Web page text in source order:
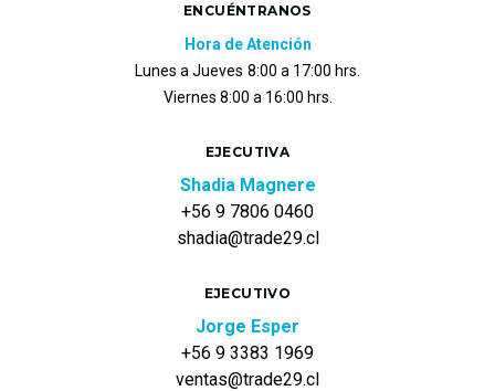
ENCUÉNTRANOS
Hora de Atención
Lunes a Jueves 8:00 a 17:00 hrs.
Viernes 8:00 a 16:00 hrs.
EJECUTIVA
Shadia Magnere
+56 9 7806 0460
shadia@trade29.cl
EJECUTIVO
Jorge Esper
+56 9 3383 1969
ventas@trade29.cl